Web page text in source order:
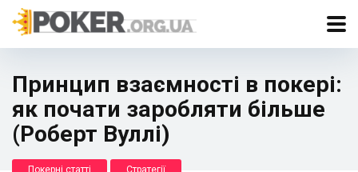
Принцип взаємності в покері:
як почати заробляти більше
(Роберт Вуллі)
Покерні статті Стратегії